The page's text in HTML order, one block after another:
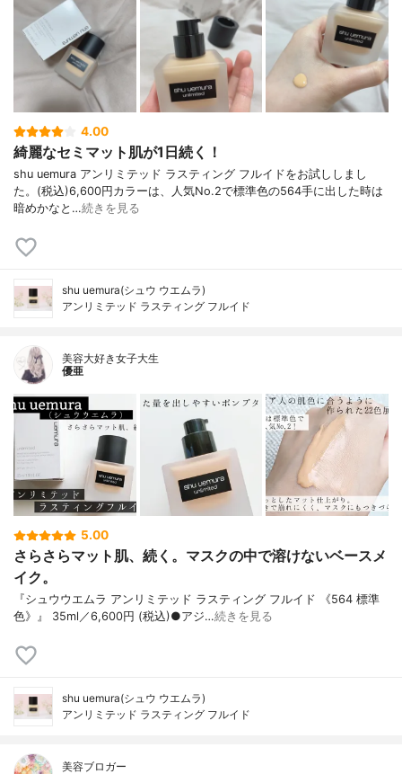
4.00
綺麗なセミマット肌が1日続く！
shu uemura アンリミテッド ラスティング フルイドをお試ししまし
た。(税込)6,600円カラーは、人気No.2で標準色の564手に出した時は
暗めかなと…続きを見る
shu uemura(シュウ ウエムラ)
アンリミテッド ラスティング フルイド
美容大好き女子大生
優亜
5.00
さらさらマット肌、続く。マスクの中で溶けないベースメ
イク。
『シュウウエムラ アンリミテッド ラスティング フルイド 《564 標準
色》』 35ml／6,600円 (税込)●アジ…続きを見る
shu uemura(シュウ ウエムラ)
アンリミテッド ラスティング フルイド
美容ブロガー